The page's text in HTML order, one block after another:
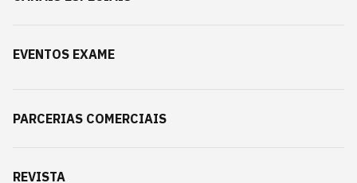
EVENTOS EXAME
PARCERIAS COMERCIAIS
REVISTA